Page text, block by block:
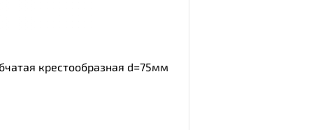
крестообразная d=75мм